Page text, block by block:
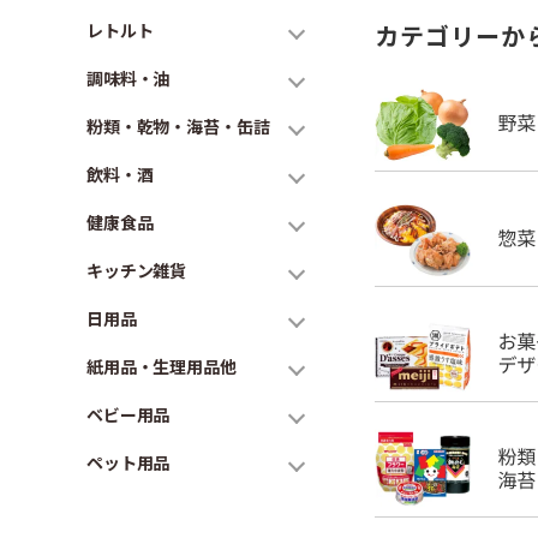
レトルト
調味料・油
粉類・乾物・海苔・缶詰
飲料・酒
健康食品
キッチン雑貨
日用品
紙用品・生理用品他
ベビー用品
ペット用品
カテゴリーか